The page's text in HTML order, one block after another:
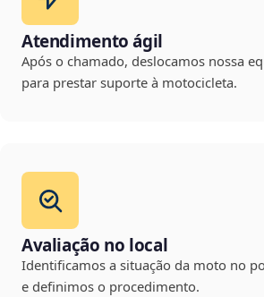
Atendimento ágil
Após o chamado, deslocamos nossa
para prestar suporte à motocicleta.
Avaliação no local
Identificamos a situação da moto no
e definimos o procedimento.